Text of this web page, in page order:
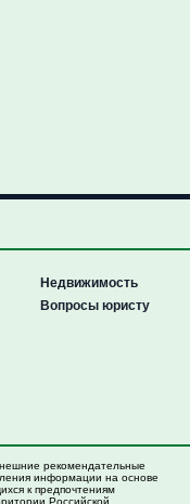
Недвижимость
Вопросы юристу
рекомендательные
информации на основе
к предпочтениям
Российской